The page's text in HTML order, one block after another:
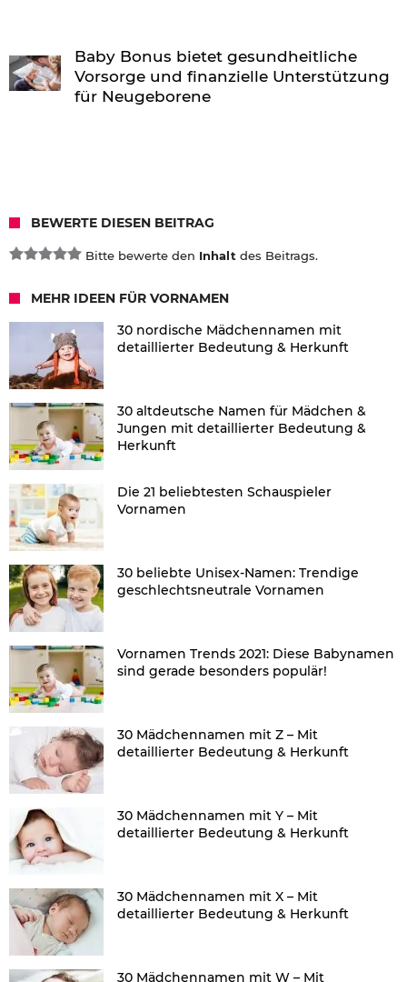
Baby Bonus bietet gesundheitliche
Vorsorge und finanzielle Unterstützung
für Neugeborene
BEWERTE DIESEN BEITRAG
Bitte bewerte den Inhalt des Beitrags.
MEHR IDEEN FÜR VORNAMEN
30 nordische Mädchennamen mit
detaillierter Bedeutung & Herkunft
30 altdeutsche Namen für Mädchen &
Jungen mit detaillierter Bedeutung &
Herkunft
Die 21 beliebtesten Schauspieler
Vornamen
30 beliebte Unisex-Namen: Trendige
geschlechtsneutrale Vornamen
Vornamen Trends 2021: Diese Babynamen
sind gerade besonders populär!
30 Mädchennamen mit Z – Mit
detaillierter Bedeutung & Herkunft
30 Mädchennamen mit Y – Mit
detaillierter Bedeutung & Herkunft
30 Mädchennamen mit X – Mit
detaillierter Bedeutung & Herkunft
30 Mädchennamen mit W – Mit